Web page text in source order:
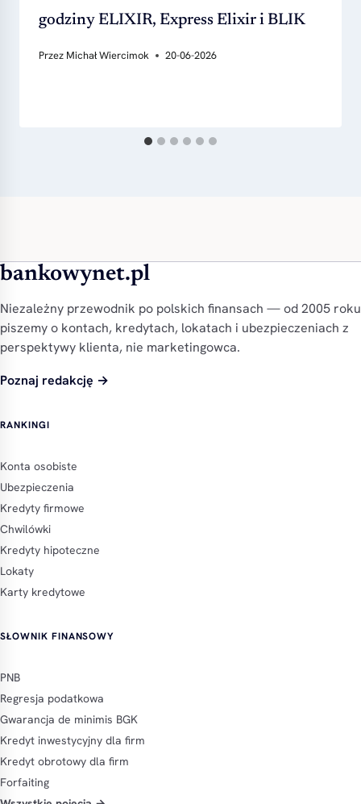
godziny ELIXIR, Express Elixir i BLIK
Przez Michał Wiercimok 20-06-2026
bankowynet.pl
Niezależny przewodnik po polskich finansach — od 2005 roku
piszemy o kontach, kredytach, lokatach i ubezpieczeniach z
perspektywy klienta, nie marketingowca.
Poznaj redakcję →
RANKINGI
Konta osobiste
Ubezpieczenia
Kredyty firmowe
Chwilówki
Kredyty hipoteczne
Lokaty
Karty kredytowe
SŁOWNIK FINANSOWY
PNB
Regresja podatkowa
Gwarancja de minimis BGK
Kredyt inwestycyjny dla firm
Kredyt obrotowy dla firm
Forfaiting